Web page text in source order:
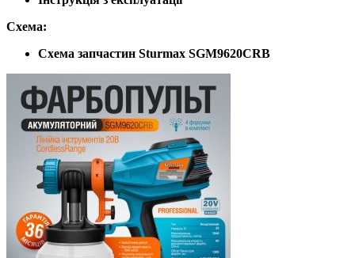
Схема:
Схема запчастин Sturmax SGM9620CRB